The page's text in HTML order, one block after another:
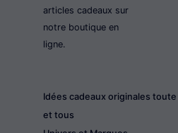
articles cadeaux sur
notre boutique en
ligne.
Idées cadeaux originales
et tous